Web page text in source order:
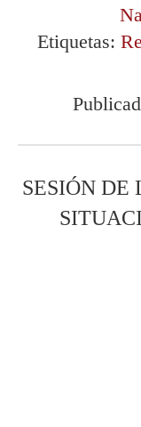
Etiquetas:
SESIÓN DE